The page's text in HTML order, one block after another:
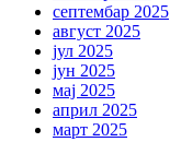
септембар 2025
август 2025
јул 2025
јун 2025
мај 2025
април 2025
март 2025